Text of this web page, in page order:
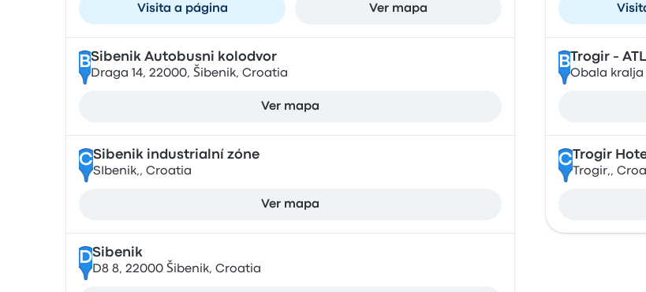
Visita a página Ver mapa
BSibenik Autobusni kolodvor
Draga 14, 22000, Šibenik, Croatia
Ver mapa
CSibenik industrialní zóne
SIbenik,, Croatia
Ver mapa
DSibenik
D8 8, 22000 Šibenik, Croatia
B Trogir -
Obala kralja
CTrogir
Trogir,,